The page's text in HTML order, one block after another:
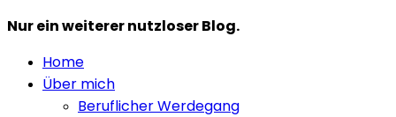
Nur ein weiterer nutzloser Blog.
Home
Über mich
Beruflicher Werdegang